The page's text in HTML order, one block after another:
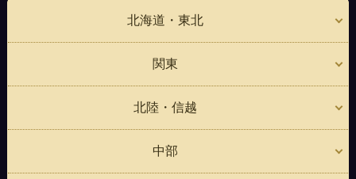
北海道・東北
関東
北陸・信越
中部